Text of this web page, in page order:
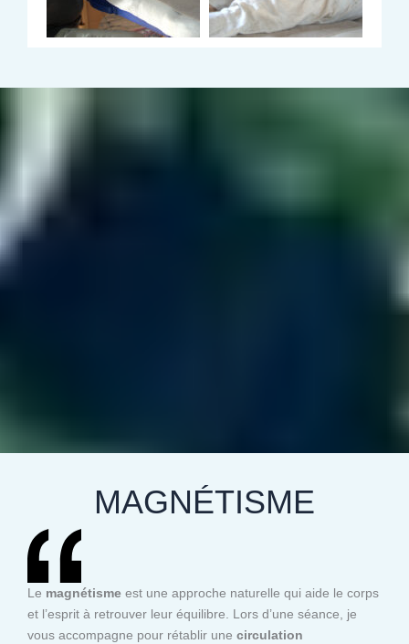
MAGNÉTISME
Le magnétisme est une approche naturelle qui aide le corps
et l’esprit à retrouver leur équilibre. Lors d’une séance, je
vous accompagne pour rétablir une circulation